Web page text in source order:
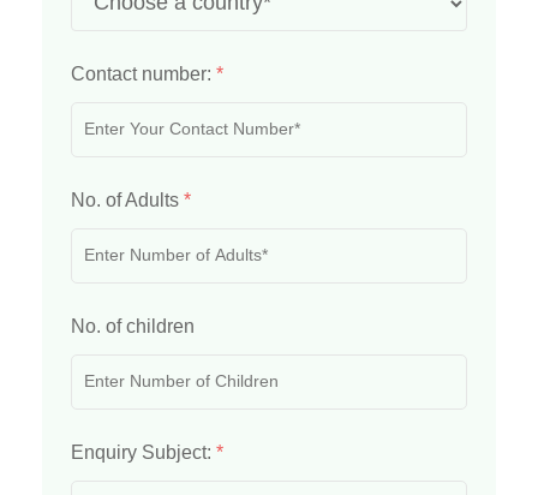
Contact number: *
No. of Adults *
No. of children
Enquiry Subject: *